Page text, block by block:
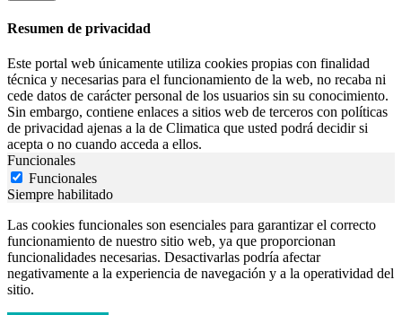
Resumen de privacidad
Este portal web únicamente utiliza cookies propias con finalidad
técnica y necesarias para el funcionamiento de la web, no recaba ni
cede datos de carácter personal de los usuarios sin su conocimiento.
Sin embargo, contiene enlaces a sitios web de terceros con políticas
de privacidad ajenas a la de Climatica que usted podrá decidir si
acepta o no cuando acceda a ellos.
Funcionales
Funcionales
Siempre habilitado
Las cookies funcionales son esenciales para garantizar el correcto
funcionamiento de nuestro sitio web, ya que proporcionan
funcionalidades necesarias. Desactivarlas podría afectar
negativamente a la experiencia de navegación y a la operatividad del
sitio.